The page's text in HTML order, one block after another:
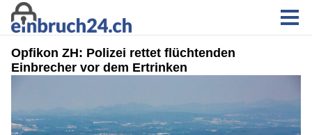
Opfikon ZH: Polizei rettet flüchtenden
Einbrecher vor dem Ertrinken